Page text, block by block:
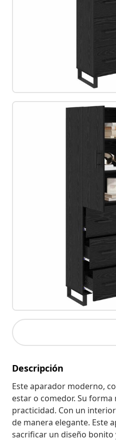
Descripción
Este aparador moderno,
estar o comedor. Su
practicidad. Con un
de manera elegante. Este
sacrificar un diseño bonito